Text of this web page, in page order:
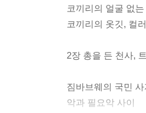
코끼리의 얼굴 없는
코끼리의 옷깃, 컬
2장 총을 든 천사,
짐바브웨의 국민 사
악과 필요악 사이